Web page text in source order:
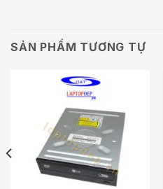
SẢN PHẨM TƯƠNG TỰ